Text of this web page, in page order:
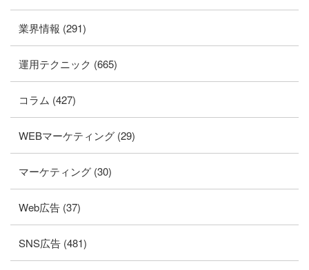
業界情報 (291)
運用テクニック (665)
コラム (427)
WEBマーケティング (29)
マーケティング (30)
Web広告 (37)
SNS広告 (481)